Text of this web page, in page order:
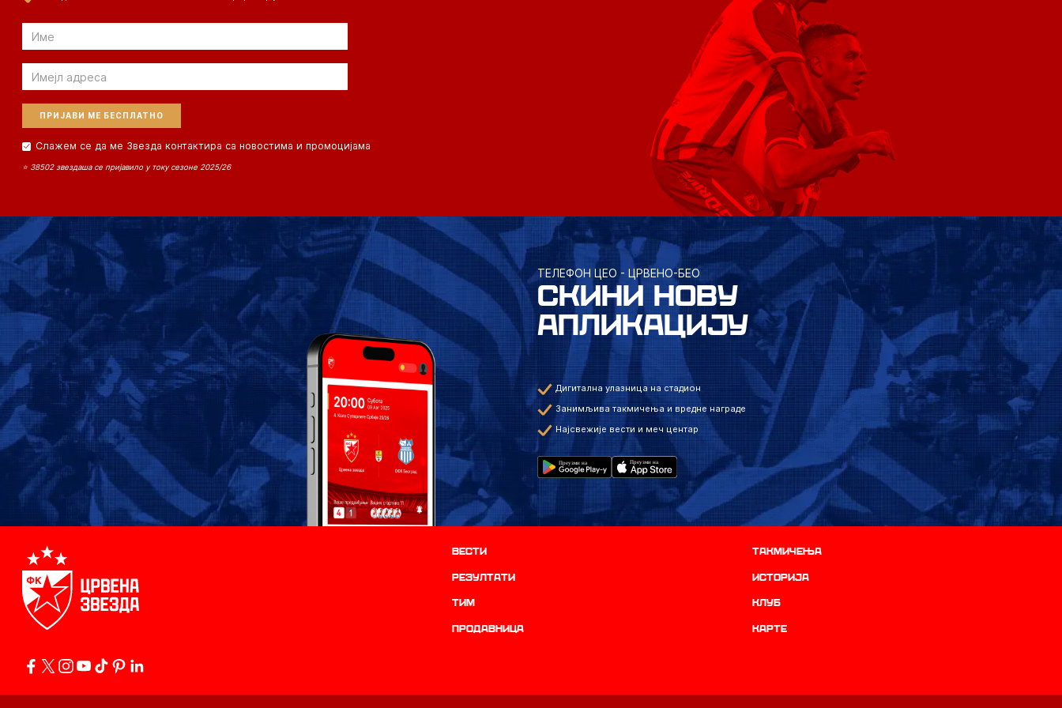
Email
Email
Слажем се да ме Звезда контактира са новостима и промоцијама
⭐ 38502 звездаша се пријавило у току сезоне 2025/26
ТЕЛЕФОН ЦЕО - ЦРВЕНО-БЕО
СКИНИ НОВУ
АПЛИКАЦИЈУ
Дигитална улазница на стадион
Занимљива такмичења и вредне награде
Најсвежије вести и меч центар
Вести Такмичења
резултати историја
ТИМ Клуб
продавница Карте